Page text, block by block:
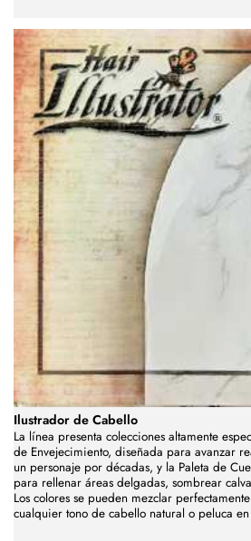
Ilustrador de Cabello
La línea presenta colecciones altamente
de Envejecimiento, diseñada para avanzar
un personaje por décadas, y la Paleta de
para rellenar áreas delgadas, sombrear
Los colores se pueden mezclar
cualquier tono de cabello natural o peluca en